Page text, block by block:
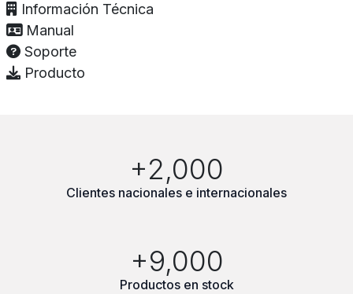
Información Técnica
Manual
Soporte
Producto
+2,000
Clientes nacionales e internacionales
+9,000
Productos en stock